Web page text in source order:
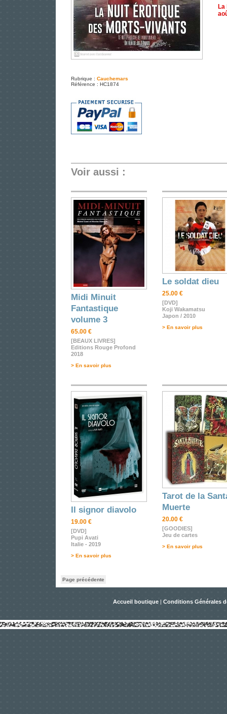
Rubrique : Cauchemars
Référence : HC1874
Voir aussi :
Midi Minuit
Fantastique
volume 3
65.00 €
[BEAUX LIVRES]
Editions Rouge Profond
2018
> En savoir plus
Le soldat dieu
25.00 €
[DVD]
Koji Wakamatsu
Japon / 2010
> En savoir plus
Il signor diavolo
19.00 €
[DVD]
Pupi Avati
Italie - 2019
> En savoir plus
Tarot de la
Muerte
20.00 €
[GOODIES]
Jeu de cartes
> En savoir plus
Page précédente
Accueil boutique | Conditions Générales